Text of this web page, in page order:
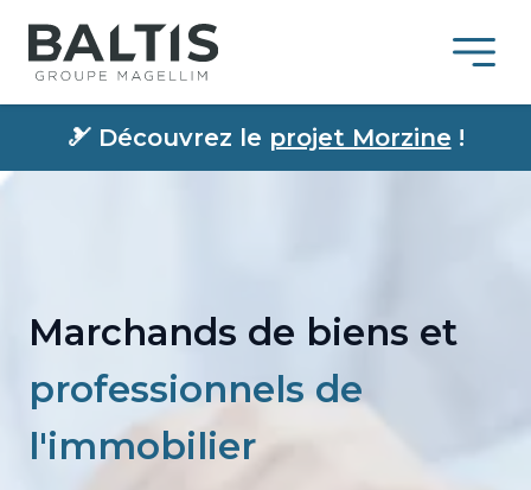
🎿Découvrez le projet Morzine !
Marchands de biens et
professionnels de
l'immobilier